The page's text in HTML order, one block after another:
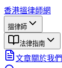
香港搵律師網
搵律師
法律指南
文章關於我們